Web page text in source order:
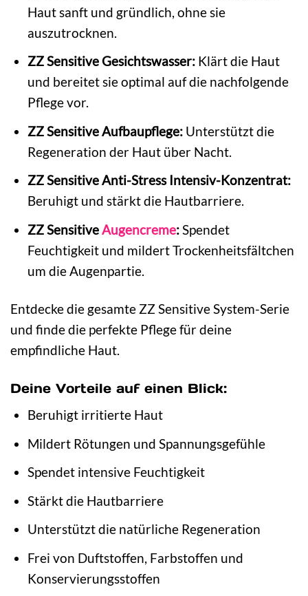
Haut sanft und gründlich, ohne sie
auszutrocknen.
ZZ Sensitive Gesichtswasser:Klärt die Haut
und bereitet sie optimal auf die nachfolgende
Pflege vor.
ZZ Sensitive Aufbaupflege:Unterstützt die
Regeneration der Haut über Nacht.
ZZ Sensitive Anti-Stress Intensiv-Konzentrat:
Beruhigt und stärkt die Hautbarriere.
ZZ SensitiveAugencreme:Spendet
Feuchtigkeit und mildert Trockenheitsfältchen
um die Augenpartie.
Entdecke die gesamte ZZ Sensitive System-Serie
und finde die perfekte Pflege für deine
empfindliche Haut.
Deine Vorteile auf einen Blick:
Beruhigt irritierte Haut
Mildert Rötungen und Spannungsgefühle
Spendet intensive Feuchtigkeit
Stärkt die Hautbarriere
Unterstützt die natürliche Regeneration
Frei von Duftstoffen, Farbstoffen und
Konservierungsstoffen